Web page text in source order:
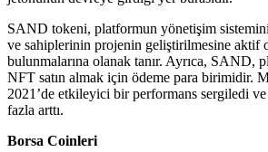
SAND tokeni, platformun yönetişim
ve sahiplerinin projenin geliştirilmesine aktif
bulunmalarına olanak tanır. Ayrıca, SAND,
NFT satın almak için ödeme para birimidir.
2021’de etkileyici bir performans sergiledi ve
fazla arttı.
Borsa Coinleri